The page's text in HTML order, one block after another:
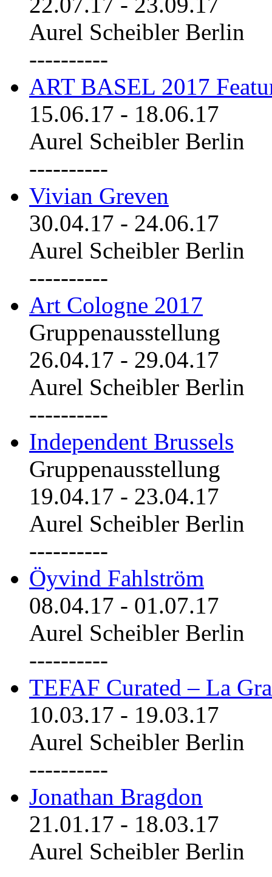
Aurel Scheibler Berlin
----------
ART BASEL 2017
15.06.17 - 18.06.17
Aurel Scheibler Berlin
----------
Vivian Greven
30.04.17 - 24.06.17
Aurel Scheibler Berlin
----------
Art Cologne 2017
Gruppenausstellung
26.04.17 - 29.04.17
Aurel Scheibler Berlin
----------
Independent Brussels
Gruppenausstellung
19.04.17 - 23.04.17
Aurel Scheibler Berlin
----------
Öyvind Fahlström
08.04.17 - 01.07.17
Aurel Scheibler Berlin
----------
TEFAF Curated – La
10.03.17 - 19.03.17
Aurel Scheibler Berlin
----------
Jonathan Bragdon
21.01.17 - 18.03.17
Aurel Scheibler Berlin